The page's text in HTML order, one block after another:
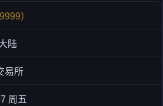
）
陆
易所
周五